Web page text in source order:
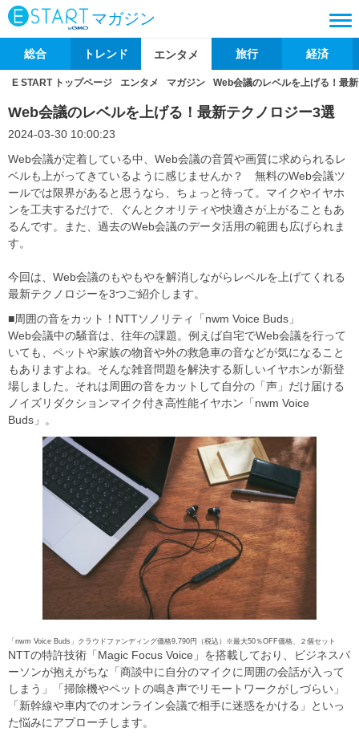
マガジン
総合 トレンド エンタメ 旅行 経済
E START トップページ エンタメ マガジン Web会議のレベルを上げる！最
Web会議のレベルを上げる！最新テクノロジー3選
2024-03-30 10:00:23
Web会議が定着している中、Web会議の音質や画質に求められるレ
ベルも上がってきているように感じませんか？ 無料のWeb会議ツ
ールでは限界があると思うなら、ちょっと待って。マイクやイヤホ
ンを工夫するだけで、ぐんとクオリティや快適さが上がることもあ
るんです。また、過去のWeb会議のデータ活用の範囲も広げられま
す。
今回は、Web会議のもやもやを解消しながらレベルを上げてくれる
最新テクノロジーを3つご紹介します。
■周囲の音をカット！NTTソノリティ「nwm Voice Buds」
Web会議中の騒音は、往年の課題。例えば自宅でWeb会議を行って
いても、ペットや家族の物音や外の救急車の音などが気になること
もありますよね。そんな雑音問題を解決する新しいイヤホンが新登
場しました。それは周囲の音をカットして自分の「声」だけ届ける
ノイズリダクションマイク付き高性能イヤホン「nwm Voice
Buds」。
「nwm Voice Buds」クラウドファンディング価格9,790円（税込）※最大50％OFF価格、２個セット
NTTの特許技術「Magic Focus Voice」を搭載しており、ビジネスパ
ーソンが抱えがちな「商談中に自分のマイクに周囲の会話が入って
しまう」「掃除機やペットの鳴き声でリモートワークがしづらい」
「新幹線や車内でのオンライン会議で相手に迷惑をかける」といっ
た悩みにアプローチします。